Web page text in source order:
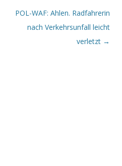
POL-WAF: Ahlen. Radfahrerin
nach Verkehrsunfall leicht
verletzt →